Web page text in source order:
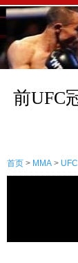
前UFC
首页 > MMA > UFC